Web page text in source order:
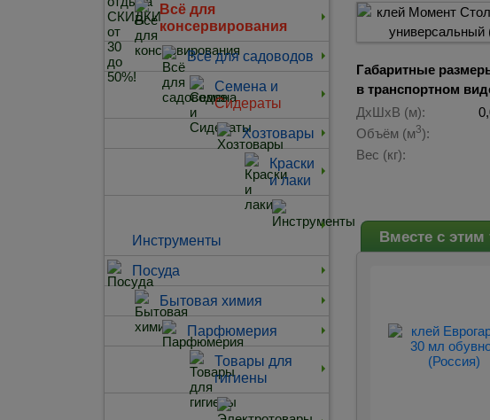
Всё для
консервирования
Всё для садоводов
Семена и
Сидераты
Хозтовары
Краски
и лаки
Инструменты
Посуда
Бытовая химия
Парфюмерия
Товары для
гигиены
Габаритные
в транспортном
ДхШхВ (м):
Объём (м3):
Вес (кг):
Вместе с